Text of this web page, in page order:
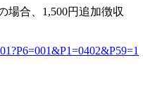
合、1,500円追加徴収